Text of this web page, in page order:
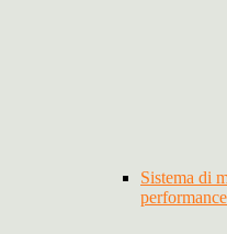
Sistema di
performance